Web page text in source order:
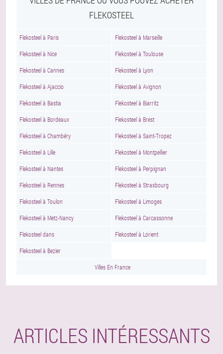
FLEKOSTEEL
Flekosteel à Paris Flekosteel à Marseille
Flekosteel à Nice Flekosteel à Toulouse
Flekosteel à Cannes Flekosteel à Lyon
Flekosteel à Ajaccio Flekosteel à Avignon
Flekosteel à Bastia Flekosteel à Biarritz
Flekosteel à Bordeaux Flekosteel à Brest
Flekosteel à Chambéry Flekosteel à Saint-Tropez
Flekosteel à Lille Flekosteel à Montpellier
Flekosteel à Nantes Flekosteel à Perpignan
Flekosteel à Rennes Flekosteel à Strasbourg
Flekosteel à Toulon Flekosteel à Limoges
Flekosteel à Metz-Nancy Flekosteel à Carcassonne
Flekosteel dans Flekosteel à Lorient
Flekosteel à Bezier
Villes En France
ARTICLES INTÉRESSANTS